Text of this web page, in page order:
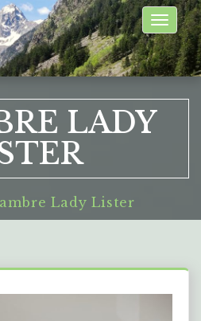
Toggle
LADY
Lady Lister